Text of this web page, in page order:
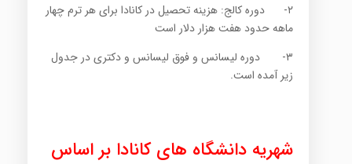
۲- دوره کالج: هزینه تحصیل در کانادا برای هر ترم چهار
ماهه حدود هفت هزار دلار است
۳- دوره لیسانس و فوق لیسانس و دکتری در جدول
زیر آمده است.
شهریه دانشگاه های کانادا بر اساس